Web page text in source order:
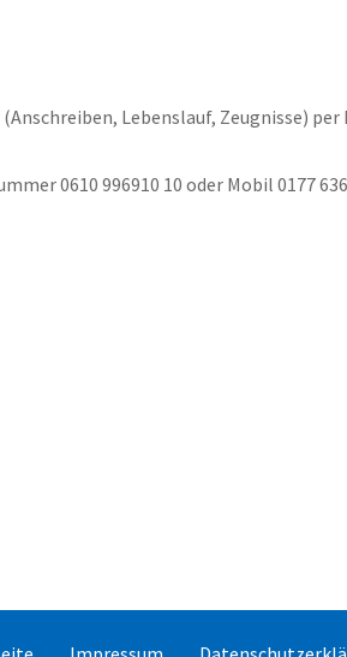
Lebenslauf, Zeugnisse) per
0610 996910 10 oder Mobil 0177